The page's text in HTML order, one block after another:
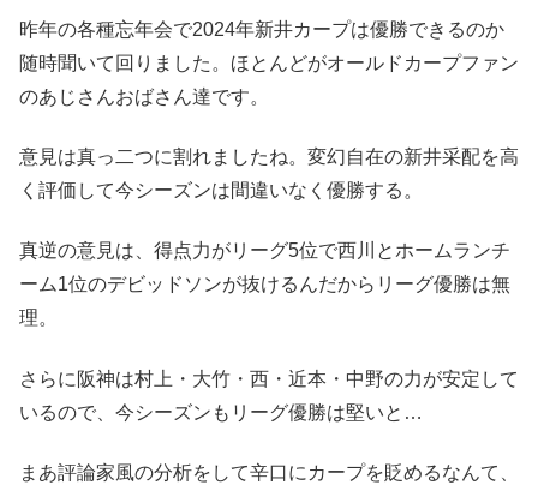
昨年の各種忘年会で2024年新井カープは優勝できるのか
随時聞いて回りました。ほとんどがオールドカープファン
のあじさんおばさん達です。
意見は真っ二つに割れましたね。変幻自在の新井采配を高
く評価して今シーズンは間違いなく優勝する。
真逆の意見は、得点力がリーグ5位で西川とホームランチ
ーム1位のデビッドソンが抜けるんだからリーグ優勝は無
理。
さらに阪神は村上・大竹・西・近本・中野の力が安定して
いるので、今シーズンもリーグ優勝は堅いと…
まあ評論家風の分析をして辛口にカープを貶めるなんて、